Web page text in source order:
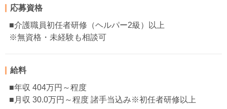
応募資格
■介護職員初任者研修（ヘルパー2級）以上
※無資格・未経験も相談可
給料
■年収 404万円～程度
■月収 30.0万円～程度 諸手当込み※初任者研修以上